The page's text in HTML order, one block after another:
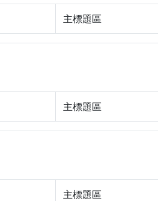
主標題區
主標題區
主標題區